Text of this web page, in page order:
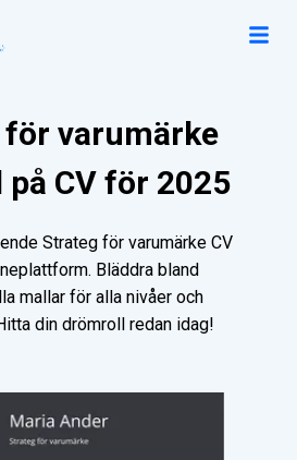
varumärke
på CV för 2025
Strateg för varumärke CV
Bläddra bland
mallar för alla nivåer och
din drömroll redan idag!